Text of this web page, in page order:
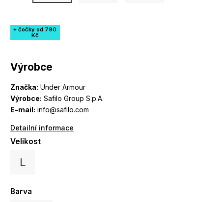
Výrobce
Značka: Under Armour
Výrobce: Safilo Group S.p.A.
E-mail: info@safilo.com
Detailní informace
+ čočky od 790
Kč
Velikost
L
Barva